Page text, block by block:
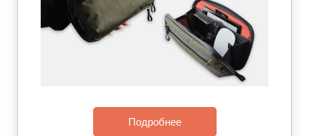
Подробнее